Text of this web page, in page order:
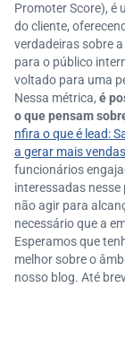
Promoter Score), é
do cliente,
verdadeiras sobre
para o público
voltado para uma
Nessa métrica, é
o que pensam
nfira o que é lead:
a gerar mais
funcionários
interessadas
não agir para
necessário que a
Esperamos que
melhor sobre o
nosso blog. Até